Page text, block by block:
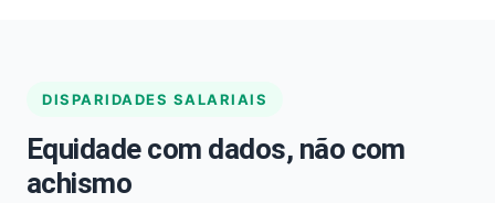
DISPARIDADES SALARIAIS
Equidade com dados, não com
achismo